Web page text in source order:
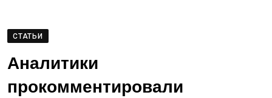
СТАТЬИ
Аналитики
прокомментировали